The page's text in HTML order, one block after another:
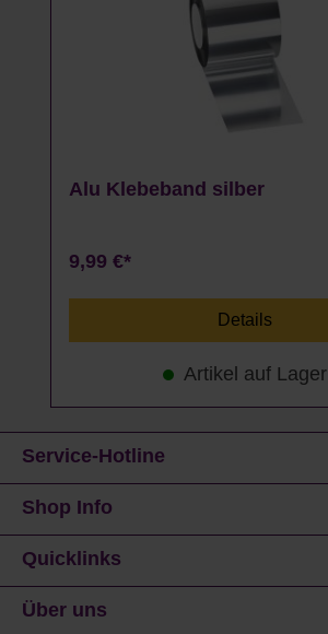
Alu Klebeband silber
9,99 €*
Details
Artikel auf Lager
Service-Hotline
Shop Info
Quicklinks
Über uns